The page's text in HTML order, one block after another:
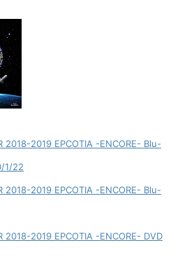
2018-2019 EPCOTIA -ENCORE- Blu-
1/22
2018-2019 EPCOTIA -ENCORE- Blu-
2018-2019 EPCOTIA -ENCORE- DVD